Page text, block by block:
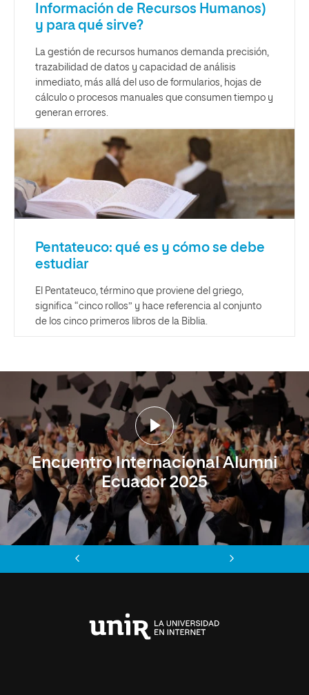
Información de Recursos Humanos)
y para qué sirve?
La gestión de recursos humanos demanda precisión,
trazabilidad de datos y capacidad de análisis
inmediato, más allá del uso de formularios, hojas de
cálculo o procesos manuales que consumen tiempo y
generan errores.
Pentateuco: qué es y cómo se debe
estudiar
El Pentateuco, término que proviene del griego,
significa “cinco rollos” y hace referencia al conjunto
de los cinco primeros libros de la Biblia.
Encuentro Internacional Alumni
Ecuador 2025